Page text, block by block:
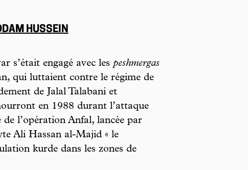
HUSSEIN
s’était engagé avec les peshmergas
qui luttaient contre le régime de
de Jalal Talabani et
en 1988 durant l’attaque
l’opération Anfal, lancée par
Ali Hassan al-Majid « le
kurde dans les zones de